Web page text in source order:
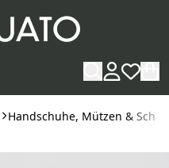
Handschuhe, Mützen &